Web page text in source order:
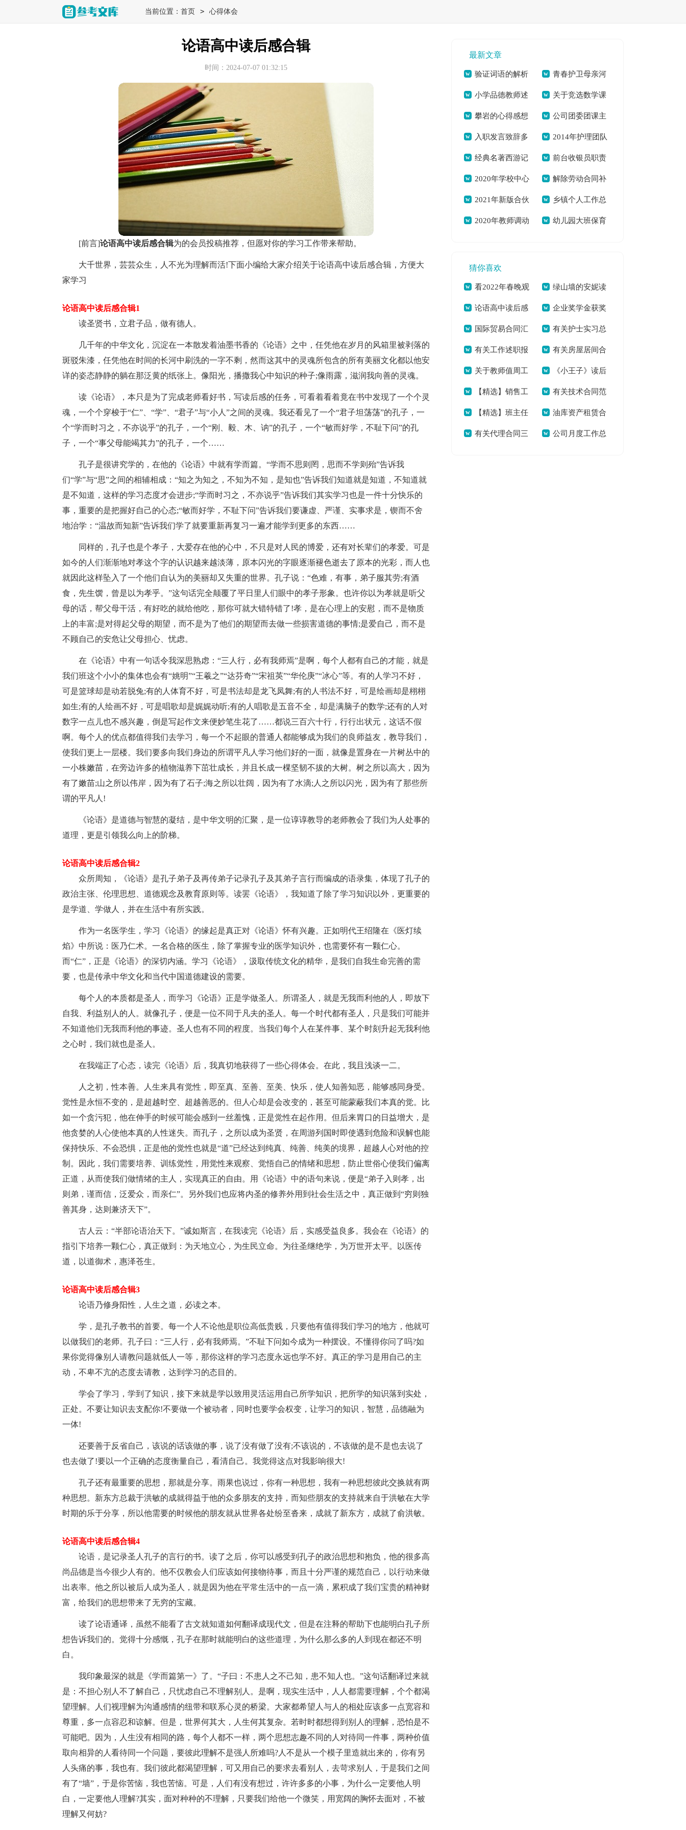
当前位置： 首页 > 心得体会
论语高中读后感合辑
时间：2024-07-07 01:32:15
[前言]论语高中读后感合辑为的会员投稿推荐，但愿对你的学习工作带来帮助。
大千世界，芸芸众生，人不光为理解而活!下面小编给大家介绍关于论语高中读后感合辑，方便大
家学习
论语高中读后感合辑1
读圣贤书，立君子品，做有德人。
几千年的中华文化，沉淀在一本散发着油墨书香的《论语》之中，任凭他在岁月的风箱里被剥落的
斑驳朱漆，任凭他在时间的长河中刷洗的一字不剩，然而这其中的灵魂所包含的所有美丽文化都以他安
详的姿态静静的躺在那泛黄的纸张上。像阳光，播撒我心中知识的种子;像雨露，滋润我向善的灵魂。
读《论语》，本只是为了完成老师看好书，写读后感的任务，可看着看着竟在书中发现了一个个灵
魂，一个个穿梭于“仁”、“学”、“君子”与“小人”之间的灵魂。我还看见了一个“君子坦荡荡”的孔子，一
个“学而时习之，不亦说乎”的孔子，一个“刚、毅、木、讷”的孔子，一个“敏而好学，不耻下问”的孔
子，一个“事父母能竭其力”的孔子，一个……
孔子是很讲究学的，在他的《论语》中就有学而篇。“学而不思则罔，思而不学则殆”告诉我
们“学”与“思”之间的相辅相成：“知之为知之，不知为不知，是知也”告诉我们知道就是知道，不知道就
是不知道，这样的学习态度才会进步;“学而时习之，不亦说乎”告诉我们其实学习也是一件十分快乐的
事，重要的是把握好自己的心态;“敏而好学，不耻下问”告诉我们要谦虚、严谨、实事求是，锲而不舍
地治学：“温故而知新”告诉我们学了就要重新再复习一遍才能学到更多的东西……
同样的，孔子也是个孝子，大爱存在他的心中，不只是对人民的博爱，还有对长辈们的孝爱。可是
如今的人们渐渐地对孝这个字的认识越来越淡薄，原本闪光的字眼逐渐褪色逝去了原本的光彩，而人也
就因此这样坠入了一个他们自认为的美丽却又失重的世界。孔子说：“色难，有事，弟子服其劳;有酒
食，先生馔，曾是以为孝乎。”这句话完全颠覆了平日里人们眼中的孝子形象。也许你以为孝就是听父
母的话，帮父母干活，有好吃的就给他吃，那你可就大错特错了!孝，是在心理上的安慰，而不是物质
上的丰富;是对得起父母的期望，而不是为了他们的期望而去做一些损害道德的事情;是爱自己，而不是
不顾自己的安危让父母担心、忧虑。
在《论语》中有一句话令我深思熟虑：“三人行，必有我师焉”是啊，每个人都有自己的才能，就是
我们班这个小小的集体也会有“姚明”“王羲之”“达芬奇”“宋祖英”“华伦庚”“冰心”等。有的人学习不好，
可是篮球却是动若脱兔;有的人体育不好，可是书法却是龙飞凤舞;有的人书法不好，可是绘画却是栩栩
如生;有的人绘画不好，可是唱歌却是娓娓动听;有的人唱歌是五音不全，却是满脑子的数学;还有的人对
数字一点儿也不感兴趣，倒是写起作文来便妙笔生花了……都说三百六十行，行行出状元，这话不假
啊。每个人的优点都值得我们去学习，每一个不起眼的普通人都能够成为我们的良师益友，教导我们，
使我们更上一层楼。我们要多向我们身边的所谓平凡人学习他们好的一面，就像是置身在一片树丛中的
一小株嫩苗，在旁边许多的植物滋养下茁壮成长，并且长成一棵坚韧不拔的大树。树之所以高大，因为
有了嫩苗;山之所以伟岸，因为有了石子;海之所以壮阔，因为有了水滴;人之所以闪光，因为有了那些所
谓的平凡人!
《论语》是道德与智慧的凝结，是中华文明的汇聚，是一位谆谆教导的老师教会了我们为人处事的
道理，更是引领我么向上的阶梯。
论语高中读后感合辑2
众所周知，《论语》是孔子弟子及再传弟子记录孔子及其弟子言行而编成的语录集，体现了孔子的
政治主张、伦理思想、道德观念及教育原则等。读罢《论语》，我知道了除了学习知识以外，更重要的
是学道、学做人，并在生活中有所实践。
作为一名医学生，学习《论语》的缘起是真正对《论语》怀有兴趣。正如明代王绍隆在《医灯续
焰》中所说：医乃仁术。一名合格的医生，除了掌握专业的医学知识外，也需要怀有一颗仁心。
而“仁”，正是《论语》的深切内涵。学习《论语》，汲取传统文化的精华，是我们自我生命完善的需
要，也是传承中华文化和当代中国道德建设的需要。
每个人的本质都是圣人，而学习《论语》正是学做圣人。所谓圣人，就是无我而利他的人，即放下
自我、利益别人的人。就像孔子，便是一位不同于凡夫的圣人。每一个时代都有圣人，只是我们可能并
不知道他们无我而利他的事迹。圣人也有不同的程度。当我们每个人在某件事、某个时刻升起无我利他
之心时，我们就也是圣人。
在我端正了心态，读完《论语》后，我真切地获得了一些心得体会。在此，我且浅谈一二。
人之初，性本善。人生来具有觉性，即至真、至善、至美、快乐，使人知善知恶，能够感同身受。
觉性是永恒不变的，是超越时空、超越善恶的。但人心却是会改变的，甚至可能蒙蔽我们本真的觉。比
如一个贪污犯，他在伸手的时候可能会感到一丝羞愧，正是觉性在起作用。但后来胃口的日益增大，是
他贪婪的人心使他本真的人性迷失。而孔子，之所以成为圣贤，在周游列国时即使遇到危险和误解也能
保持快乐、不会恐惧，正是他的觉性也就是“道”已经达到纯真、纯善、纯美的境界，超越人心对他的控
制。因此，我们需要培养、训练觉性，用觉性来观察、觉悟自己的情绪和思想，防止世俗心使我们偏离
正道，从而使我们做情绪的主人，实现真正的自由。用《论语》中的语句来说，便是“弟子入则孝，出
则弟，谨而信，泛爱众，而亲仁”。另外我们也应将内圣的修养外用到社会生活之中，真正做到“穷则独
善其身，达则兼济天下”。
古人云：“半部论语治天下。”诚如斯言，在我读完《论语》后，实感受益良多。我会在《论语》的
指引下培养一颗仁心，真正做到：为天地立心，为生民立命。为往圣继绝学，为万世开太平。以医传
道，以道御术，惠泽苍生。
论语高中读后感合辑3
论语乃修身阳性，人生之道，必读之本。
学，是孔子教书的首要。每一个人不论他是职位高低贵贱，只要他有值得我们学习的地方，他就可
以做我们的老师。孔子曰：“三人行，必有我师焉。”不耻下问如今成为一种摆设。不懂得你问了吗?如
果你觉得像别人请教问题就低人一等，那你这样的学习态度永远也学不好。真正的学习是用自己的主
动，不卑不亢的态度去请教，达到学习的态目的。
学会了学习，学到了知识，接下来就是学以致用灵活运用自己所学知识，把所学的知识落到实处，
正处。不要让知识去支配你!不要做一个被动者，同时也要学会权变，让学习的知识，智慧，品德融为
一体!
还要善于反省自己，该说的话该做的事，说了没有做了没有;不该说的，不该做的是不是也去说了
也去做了!要以一个正确的态度衡量自己，看清自己。我觉得这点对我影响很大!
孔子还有最重要的思想，那就是分享。雨果也说过，你有一种思想，我有一种思想彼此交换就有两
种思想。新东方总裁于洪敏的成就得益于他的众多朋友的支持，而知些朋友的支持就来自于洪敏在大学
时期的乐于分享，所以他需要的时候他的朋友就从世界各处纷至沓来，成就了新东方，成就了俞洪敏。
论语高中读后感合辑4
论语，是记录圣人孔子的言行的书。读了之后，你可以感受到孔子的政治思想和抱负，他的很多高
尚品德是当今很少人有的。他不仅教会人们应该如何接物待事，而且十分严谨的规范自己，以行动来做
出表率。他之所以被后人成为圣人，就是因为他在平常生活中的一点一滴，累积成了我们宝贵的精神财
富，给我们的思想带来了无穷的宝藏。
读了论语通译，虽然不能看了古文就知道如何翻译成现代文，但是在注释的帮助下也能明白孔子所
想告诉我们的。觉得十分感慨，孔子在那时就能明白的这些道理，为什么那么多的人到现在都还不明
白。
我印象最深的就是《学而篇第一》了。“子曰：不患人之不己知，患不知人也。”这句话翻译过来就
是：不担心别人不了解自己，只忧虑自己不理解别人。是啊，现实生活中，人人都需要理解，个个都渴
望理解。人们视理解为沟通感情的纽带和联系心灵的桥梁。大家都希望人与人的相处应该多一点宽容和
尊重，多一点容忍和谅解。但是，世界何其大，人生何其复杂。若时时都想得到别人的理解，恐怕是不
可能吧。因为，人生没有相同的路，每个人都不一样，两个思想志趣不同的人对待同一件事，两种价值
取向相异的人看待同一个问题，要彼此理解不是强人所难吗?人不是从一个模子里造就出来的，你有另
人头痛的事，我也有。我们彼此都渴望理解，可又用自己的要求去看别人，去苛求别人，于是我们之间
有了“墙”，于是你苦恼，我也苦恼。可是，人们有没有想过，许许多多的小事，为什么一定要他人明
白，一定要他人理解?其实，面对种种的不理解，只要我们给他一个微笑，用宽阔的胸怀去面对，不被
理解又何妨?
最新文章
验证词语的解析
及近义词[本文共995
字]
青春护卫母亲河
争当河小禹[本文共
764字]
小学品德教师述
职[本文共4621字]
关于竞选数学课
代表发言稿[本文共
1768字]
攀岩的心得感想
700字[本文共3026
字]
公司团委团课主
题活动简报[本文共
335字]
入职发言致辞多
篇[本文共3945字]
2014年护理团队
工作总结[本文共
5551字]
经典名著西游记
读后感怎么写[本文
共2994字]
前台收银员职责
及要求[本文共1020
字]
2020年学校中心
组理论学习总结[本
文共2045字]
解除劳动合同补
偿金[本文共7581字]
2021年新版合伙
经营合同[本文共
乡镇个人工作总
结[本文共5833字]
2020年教师调动
字]
幼儿园大班保育
共6112字]
猜你喜欢
看2022年春晚观
后感600字作文素材
[本文共5075字]
绿山墙的安妮读
后感六年级学生[本
文共3655字]
论语高中读后感
合辑[本文共4314字]
企业奖学金获奖
学生发言稿[本文共
854字]
国际贸易合同汇
总6篇[本文共6054
字]
有关护士实习总
结集合八篇[本文共
7326字]
有关工作述职报
告模板集锦6篇[本文
共7930字]
有关房屋居间合
同集锦6篇[本文共
7048字]
关于教师值周工
作总结集锦十篇[本
文共8515字]
《小王子》读后
感（共3篇）[本文共
1284字]
【精选】销售工
作总结集合五篇[本
文共6783字]
有关技术合同范
文汇编10篇[本文共
18658字]
【精选】班主任
年级工作总结模板合
油库资产租赁合
同[本文共2769字]
有关代理合同三 公司月度工作总